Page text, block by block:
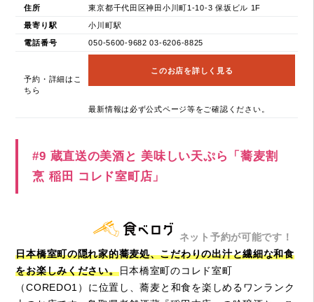
住所 東京都千代田区神田小川町1-10-3 保坂ビル 1F
最寄り駅 小川町駅
電話番号 050-5600-9682 03-6206-8825
予約・詳細はこ
ちら
このお店を詳しく見る
最新情報は必ず公式ページ等をご確認ください。
#9 蔵直送の美酒と 美味しい天ぷら「蕎麦割
烹 稲田 コレド室町店」
ネット予約が可能です！
日本橋室町の隠れ家的蕎麦処、こだわりの出汁と繊細な和食
をお楽しみください。日本橋室町のコレド室町
（COREDO1）に位置し、蕎麦と和食を楽しめるワンランク